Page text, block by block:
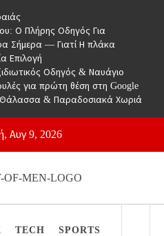
Ο Πλήρης Οδηγός Για
Σήμερα — Γιατί Η πλάκα
Επιλογή
Οδηγός & Ναυάγιο
για πρώτη θέση στη Google
Θάλασσα & Παραδοσιακά Χωριά
Αυγ 9, 2026
Of Men
TECH SPORTS